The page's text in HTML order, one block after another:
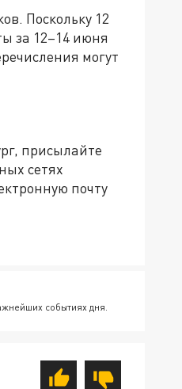
Поскольку 12
за 12–14 июня
могут
присылайте
сетях
почту
событиях дня.